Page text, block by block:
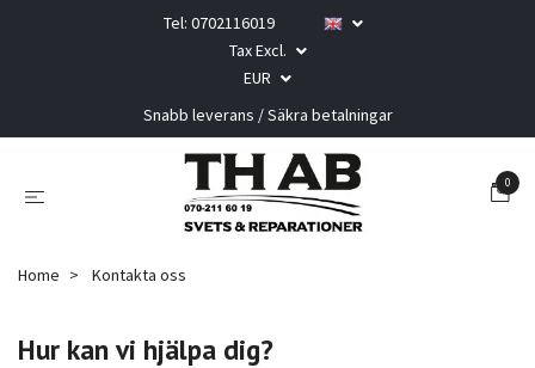
Tel: 0702116019
Tax Excl.
EUR
Snabb leverans / Säkra betalningar
0
Home Kontakta oss
Hur kan vi hjälpa dig?